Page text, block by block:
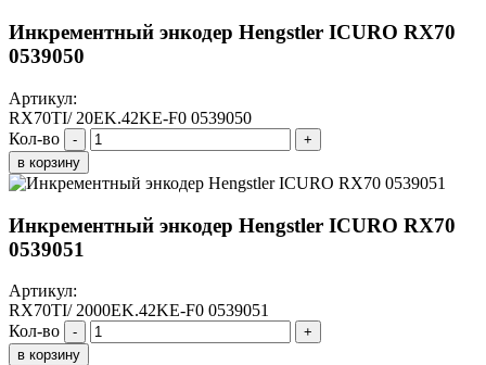
Инкрементный энкодер Hengstler ICURO RX70
0539050
Артикул:
RX70TI/ 20EK.42KE-F0 0539050
Кол-во
-
+
в корзину
Инкрементный энкодер Hengstler ICURO RX70
0539051
Артикул:
RX70TI/ 2000EK.42KE-F0 0539051
Кол-во
-
+
в корзину